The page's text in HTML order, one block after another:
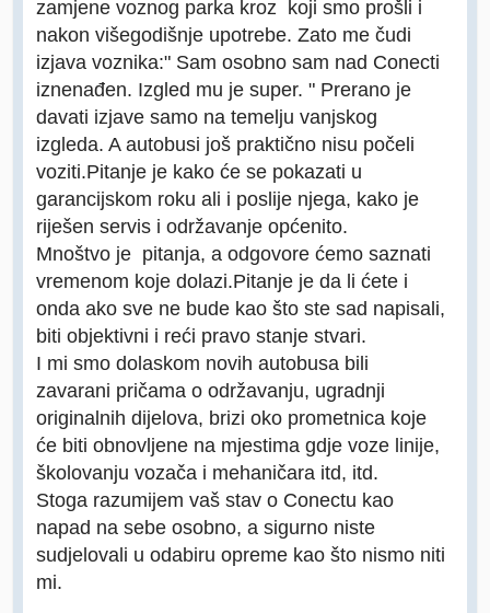
zamjene voznog parka kroz koji smo prošli i
nakon višegodišnje upotrebe. Zato me čudi
izjava voznika:" Sam osobno sam nad Conecti
iznenađen. Izgled mu je super. " Prerano je
davati izjave samo na temelju vanjskog
izgleda. A autobusi još praktično nisu počeli
voziti.Pitanje je kako će se pokazati u
garancijskom roku ali i poslije njega, kako je
riješen servis i održavanje općenito.
Mnoštvo je pitanja, a odgovore ćemo saznati
vremenom koje dolazi.Pitanje je da li ćete i
onda ako sve ne bude kao što ste sad napisali,
biti objektivni i reći pravo stanje stvari.
I mi smo dolaskom novih autobusa bili
zavarani pričama o održavanju, ugradnji
originalnih dijelova, brizi oko prometnica koje
će biti obnovljene na mjestima gdje voze linije,
školovanju vozača i mehaničara itd, itd.
Stoga razumijem vaš stav o Conectu kao
napad na sebe osobno, a sigurno niste
sudjelovali u odabiru opreme kao što nismo niti
mi.